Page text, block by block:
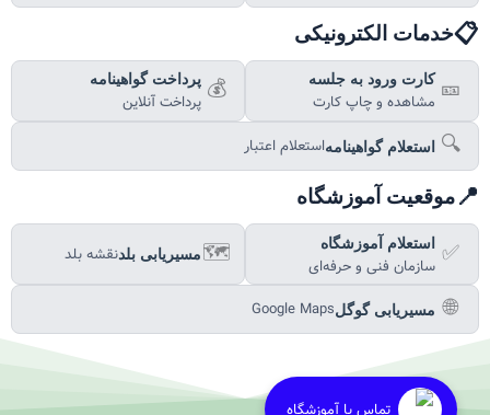
📋خدمات الکترونیکی
🎫 کارت ورود به جلسه
مشاهده و چاپ کارت 💰 پرداخت گواهینامه
پرداخت آنلاین
🔍 استعلام گواهینامهاستعلام اعتبار
📍موقعیت آموزشگاه
✅ استعلام آموزشگاه
سازمان فنی و حرفه‌ای 🗺️مسیریابی بلدنقشه بلد
🌐 مسیریابی گوگلGoogle Maps
تماس با آموزشگاه